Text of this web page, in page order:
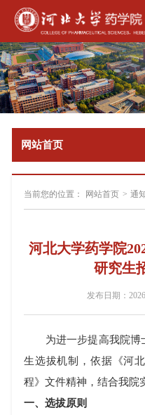
网站首页
当前您的位置： 网站首页 > 通
河北大学药学院
研究生
发布日期：
为进一步提高我院
生选拔机制，依据《河
程》文件精神，结合我院
一、选拔原则